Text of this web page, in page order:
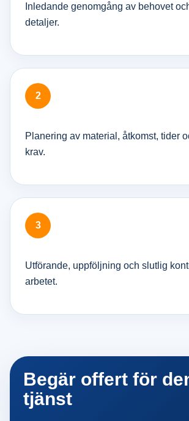
Inledande genomgång av behovet
detaljer.
Planering av material, åtkomst, tider
krav.
Utförande, uppföljning och slutlig
arbetet.
Begär offert för
tjänst